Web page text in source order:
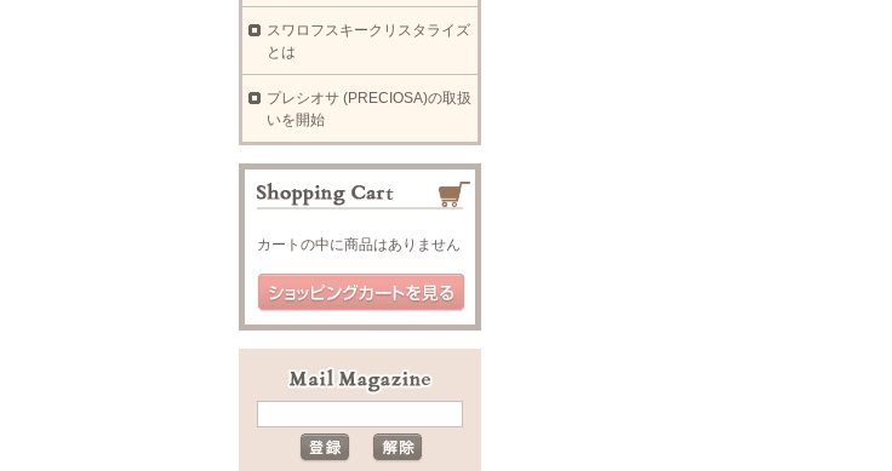
スワロフスキークリスタライズ
とは
プレシオサ (PRECIOSA)の取扱
いを開始
カートの中に商品はありません